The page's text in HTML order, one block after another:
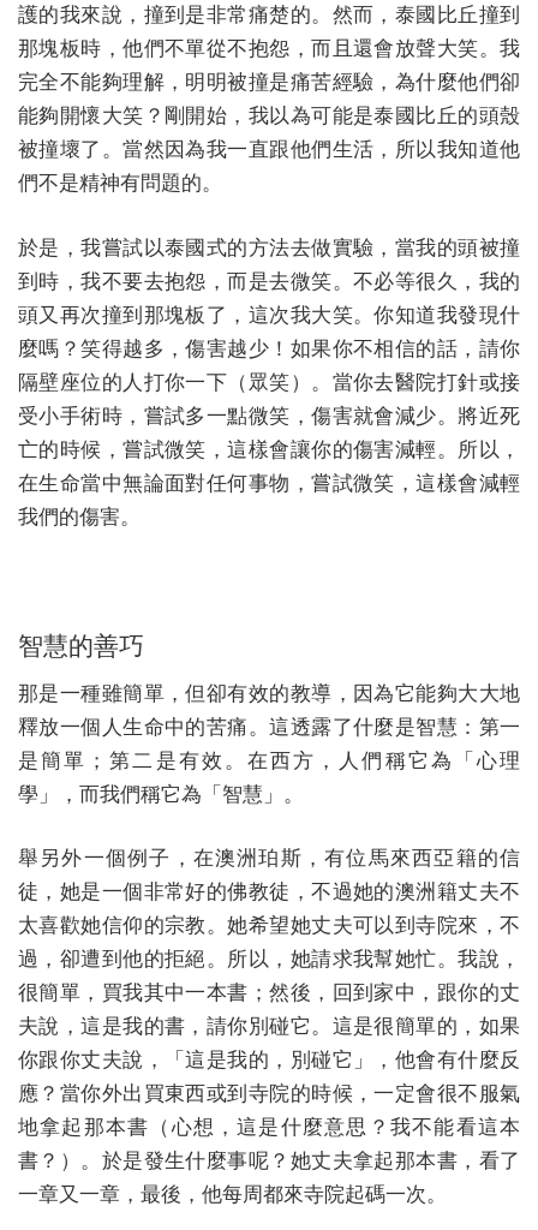
護的我來說，撞到是非常痛楚的。然而，泰國比丘撞到
那塊板時，他們不單從不抱怨，而且還會放聲大笑。我
完全不能夠理解，明明被撞是痛苦經驗，為什麼他們卻
能夠開懷大笑？剛開始，我以為可能是泰國比丘的頭殼
被撞壞了。當然因為我一直跟他們生活，所以我知道他
們不是精神有問題的。
於是，我嘗試以泰國式的方法去做實驗，當我的頭被撞
到時，我不要去抱怨，而是去微笑。不必等很久，我的
頭又再次撞到那塊板了，這次我大笑。你知道我發現什
麼嗎？笑得越多，傷害越少！如果你不相信的話，請你
隔壁座位的人打你一下（眾笑）。當你去醫院打針或接
受小手術時，嘗試多一點微笑，傷害就會減少。將近死
亡的時候，嘗試微笑，這樣會讓你的傷害減輕。所以，
在生命當中無論面對任何事物，嘗試微笑，這樣會減輕
我們的傷害。
智慧的善巧
那是一種雖簡單，但卻有效的教導，因為它能夠大大地
釋放一個人生命中的苦痛。這透露了什麼是智慧：第一
是簡單；第二是有效。在西方，人們稱它為「心理
學」，而我們稱它為「智慧」。
舉另外一個例子，在澳洲珀斯，有位馬來西亞籍的信
徒，她是一個非常好的佛教徒，不過她的澳洲籍丈夫不
太喜歡她信仰的宗教。她希望她丈夫可以到寺院來，不
過，卻遭到他的拒絕。所以，她請求我幫她忙。我說，
很簡單，買我其中一本書；然後，回到家中，跟你的丈
夫說，這是我的書，請你別碰它。這是很簡單的，如果
你跟你丈夫說，「這是我的，別碰它」，他會有什麼反
應？當你外出買東西或到寺院的時候，一定會很不服氣
地拿起那本書（心想，這是什麼意思？我不能看這本
書？）。於是發生什麼事呢？她丈夫拿起那本書，看了
一章又一章，最後，他每周都來寺院起碼一次。